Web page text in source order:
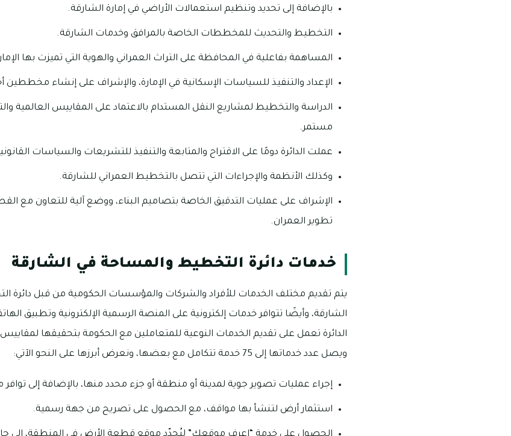
بالإضافة إلى تحديد وتنظيم استعمالات الأراضي في إمارة الشارقة.
التخطيط والتحديث للمخططات الخاصة بالمرافق وخدمات الشارقة.
المساهمة بفاعلية في المحافظة على التراث العمراني والهوية التي تميزت بها
الإعداد والتنفيذ للسياسات الإسكانية في الإمارة، والإشراف على إنشاء مخططين
الدراسة والتخطيط لمشاريع النقل المستدام بالاعتماد على المقاييس
مستمر.
عملت الدائرة دومًا على الاقتراح والمتابعة والتنفيذ للتشريعات والسياسات
وكذلك الأنظمة والإجراءات التي تتصل بالتخطيط العمراني للشارقة.
الإشراف على عمليات التدقيق الخاصة بتصاميم البناء، ووضع آلية للتعاون مع
تطوير العمران.
خدمات دائرة التخطيط والمساحة في الشارقة
يتم تقديم مختلف الخدمات للأفراد والشركات والمؤسسات الحكومية من قبل دائرة
الشارقة، وأيضًا تتوافر خدمات إلكترونية على المنصة الرسمية الإلكترونية وتطبيق
الدائرة تعمل على تقديم الخدمات النوعية للمتعاملين مع الحكومة بتحقيقها
ويصل عدد خدماتها إلى 75 خدمة تتكامل مع بعضها، ونعرض أبرزها على النحو الآتي:
إجراء عمليات تصوير جوية لمدينة أو منطقة أو جزء محدد منها، بالإضافة إلى
استثمار أرض لتنشأ بها مواقف، مع الحصول على تصريح من جهة رسمية.